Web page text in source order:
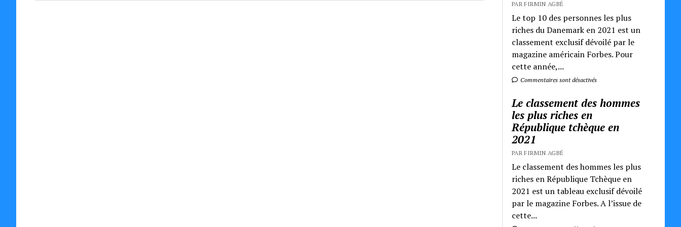
PAR FIRMIN AGBÉ
Le top 10 des personnes les plus
riches du Danemark en 2021 est un
classement exclusif dévoilé par le
magazine américain Forbes. Pour
cette année,...
Commentaires sont désactivés
Le classement des hommes
les plus riches en
République tchèque en
2021
PAR FIRMIN AGBÉ
Le classement des hommes les plus
riches en République Tchèque en
2021 est un tableau exclusif dévoilé
par le magazine Forbes. A l’issue de
cette...